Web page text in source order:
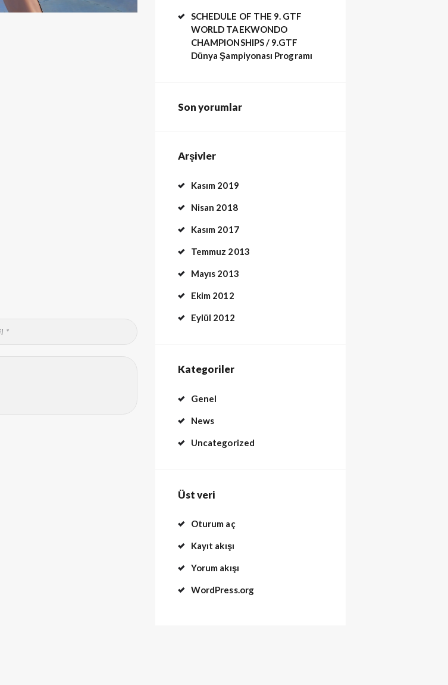
SCHEDULE OF THE 9. GTF
WORLD TAEKWONDO
CHAMPIONSHIPS / 9.GTF
Dünya Şampiyonası Programı
Son yorumlar
Arşivler
Kasım 2019
Nisan 2018
Kasım 2017
Temmuz 2013
Mayıs 2013
Ekim 2012
Eylül 2012
Kategoriler
Genel
News
Uncategorized
Üst veri
Oturum aç
Kayıt akışı
Yorum akışı
WordPress.org